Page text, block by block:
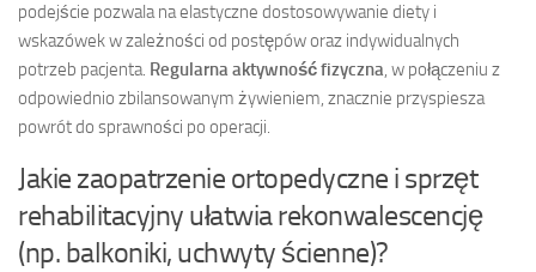
podejście pozwala na elastyczne dostosowywanie diety i
wskazówek w zależności od postępów oraz indywidualnych
potrzeb pacjenta. Regularna aktywność fizyczna, w połączeniu z
odpowiednio zbilansowanym żywieniem, znacznie przyspiesza
powrót do sprawności po operacji.
Jakie zaopatrzenie ortopedyczne i sprzęt
rehabilitacyjny ułatwia rekonwalescencję
(np. balkoniki, uchwyty ścienne)?